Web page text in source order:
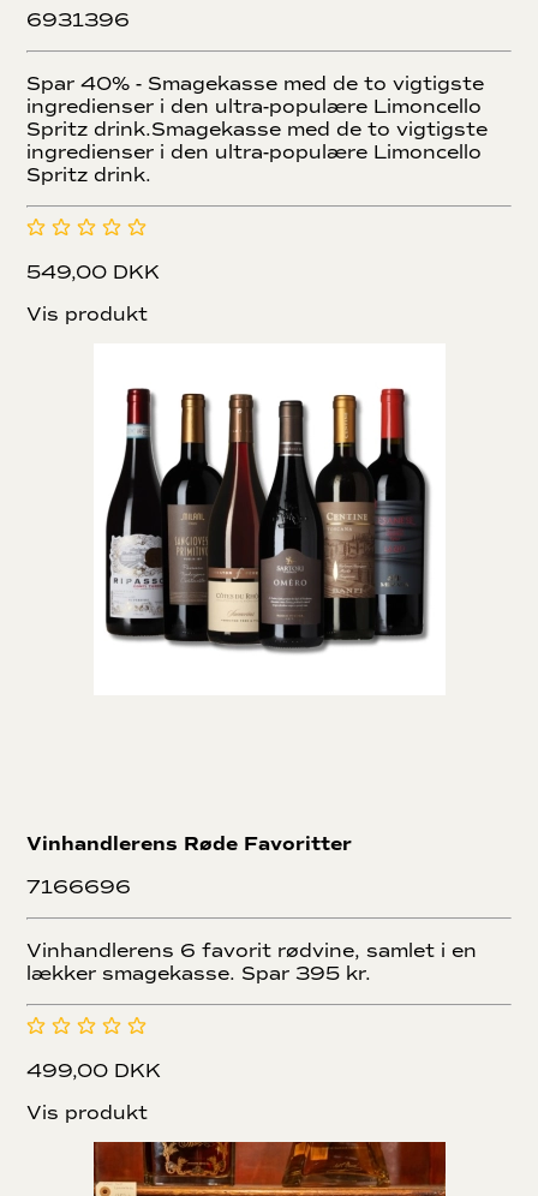
6931396
Spar 40% - Smagekasse med de to vigtigste
ingredienser i den ultra-populære Limoncello
Spritz drink.Smagekasse med de to vigtigste
ingredienser i den ultra-populære Limoncello
Spritz drink.
549,00 DKK
Vis produkt
Vinhandlerens Røde Favoritter
7166696
Vinhandlerens 6 favorit rødvine, samlet i en
lækker smagekasse. Spar 395 kr.
499,00 DKK
Vis produkt